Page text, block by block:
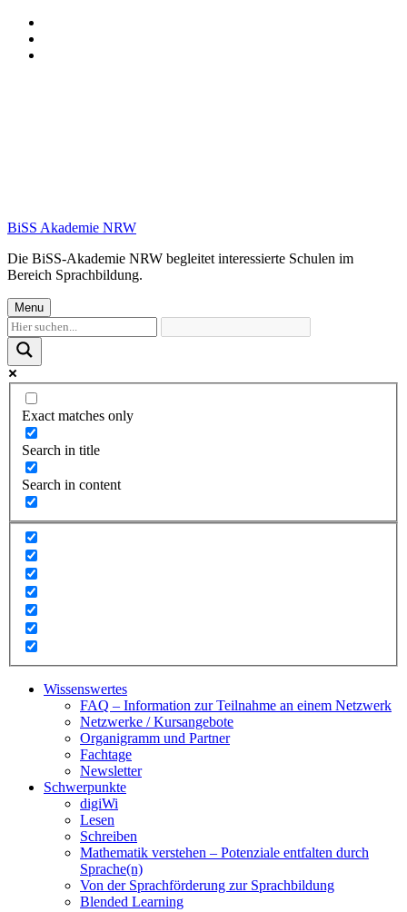
BiSS Akademie NRW
Die BiSS-Akademie NRW begleitet interessierte Schulen im
Bereich Sprachbildung.
Menu
Exact matches only
Search in title
Search in content
Wissenswertes
FAQ – Information zur Teilnahme an einem Netzwerk
Netzwerke / Kursangebote
Organigramm und Partner
Fachtage
Newsletter
Schwerpunkte
digiWi
Lesen
Schreiben
Mathematik verstehen – Potenziale entfalten durch
Sprache(n)
Von der Sprachförderung zur Sprachbildung
Blended Learning